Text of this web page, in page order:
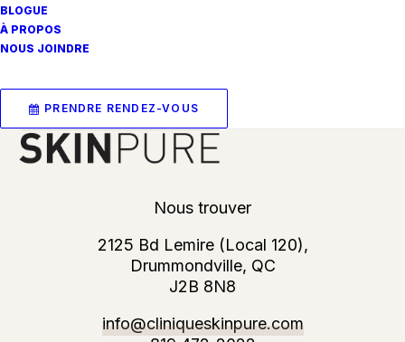
BLOGUE
À PROPOS
NOUS JOINDRE
PRENDRE RENDEZ-VOUS
dommages causés par la lumière bleue.
Nous trouver
2125 Bd Lemire (Local 120),
Drummondville, QC
J2B 8N8
info@cliniqueskinpure.com